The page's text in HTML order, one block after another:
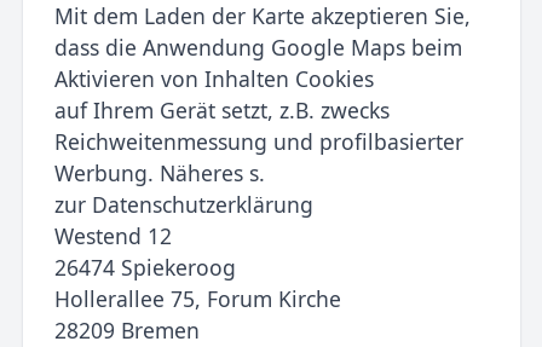
Mit dem Laden der Karte akzeptieren Sie,
dass die Anwendung Google Maps beim
Aktivieren von Inhalten Cookies
auf Ihrem Gerät setzt, z.B. zwecks
Reichweitenmessung und profilbasierter
Werbung. Näheres s.
zur Datenschutzerklärung
Westend 12
26474 Spiekeroog
Hollerallee 75, Forum Kirche
28209 Bremen